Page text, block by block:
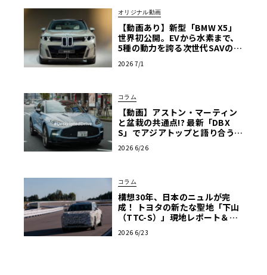
オリジナル動画
【動画あり】新型「BMW X5」
世界初公開。EVから水素まで、
5種の動力を誇る次世代SAVの実
2026 7/1
コラム
【動画】アストン・マーティン
と盆栽の共通点!? 最新「DBX
S」でアジアトップと語り合う東
コベイワセテ 番外編】
2026 6/26
コラム
構想30年、日本のニュルが完
成！ トヨタの新たな聖地「下山
（TTC-S）」現地レポート＆新
2026 6/23